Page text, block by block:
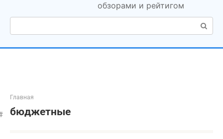
обзорами и рейтигом
Поиск:
Главная
бюджетные